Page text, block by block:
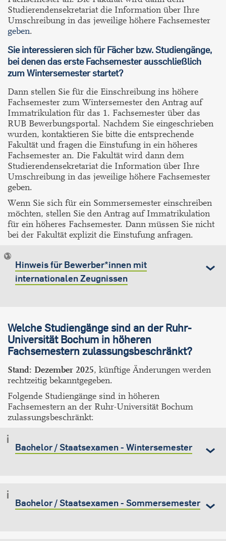
Studierendensekretariat die Information über Ihre
Umschreibung in das jeweilige höhere Fachsemester
geben.
Sie interessieren sich für Fächer bzw. Studiengänge,
bei denen das erste Fachsemester ausschließlich
zum Wintersemester startet?
Dann stellen Sie für die Einschreibung ins höhere
Fachsemester zum Wintersemester den Antrag auf
Immatrikulation für das 1. Fachsemester über das
RUB Bewerbungsportal. Nachdem Sie eingeschrieben
wurden, kontaktieren Sie bitte die entsprechende
Fakultät und fragen die Einstufung in ein höheres
Fachsemester an. Die Fakultät wird dann dem
Studierendensekretariat die Information über Ihre
Umschreibung in das jeweilige höhere Fachsemester
geben.
Wenn Sie sich für ein Sommersemester einschreiben
möchten, stellen Sie den Antrag auf Immatrikulation
für ein höheres Fachsemester. Dann müssen Sie nicht
bei der Fakultät explizit die Einstufung anfragen.
Hinweis für Bewerber*innen mit
internationalen Zeugnissen
Welche Studiengänge sind an der Ruhr-
Universität Bochum in höheren
Fachsemestern zulassungsbeschränkt?
Stand: Dezember 2025, künftige Änderungen werden
rechtzeitig bekanntgegeben.
Folgende Studiengänge sind in höheren
Fachsemestern an der Ruhr-Universität Bochum
zulassungsbeschränkt:
Bachelor / Staatsexamen - Wintersemester
Bachelor / Staatsexamen - Sommersemester